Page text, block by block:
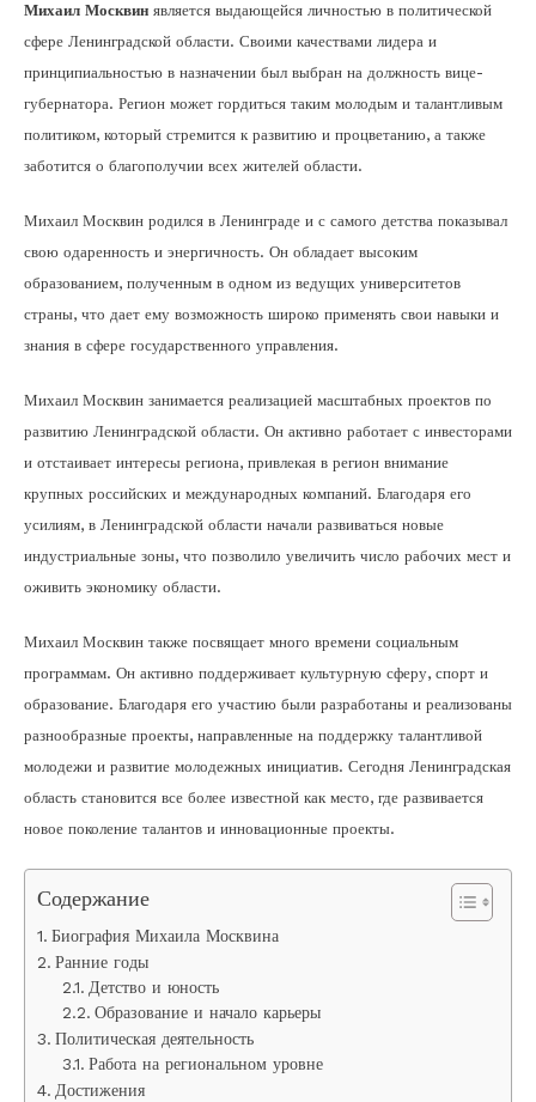
Михаил Москвин является выдающейся личностью в политической
сфере Ленинградской области. Своими качествами лидера и
принципиальностью в назначении был выбран на должность вице-
губернатора. Регион может гордиться таким молодым и талантливым
политиком, который стремится к развитию и процветанию, а также
заботится о благополучии всех жителей области.
Михаил Москвин родился в Ленинграде и с самого детства показывал
свою одаренность и энергичность. Он обладает высоким
образованием, полученным в одном из ведущих университетов
страны, что дает ему возможность широко применять свои навыки и
знания в сфере государственного управления.
Михаил Москвин занимается реализацией масштабных проектов по
развитию Ленинградской области. Он активно работает с инвесторами
и отстаивает интересы региона, привлекая в регион внимание
крупных российских и международных компаний. Благодаря его
усилиям, в Ленинградской области начали развиваться новые
индустриальные зоны, что позволило увеличить число рабочих мест и
оживить экономику области.
Михаил Москвин также посвящает много времени социальным
программам. Он активно поддерживает культурную сферу, спорт и
образование. Благодаря его участию были разработаны и реализованы
разнообразные проекты, направленные на поддержку талантливой
молодежи и развитие молодежных инициатив. Сегодня Ленинградская
область становится все более известной как место, где развивается
новое поколение талантов и инновационные проекты.
Содержание
Биография Михаила Москвина
Ранние годы
Детство и юность
Образование и начало карьеры
Политическая деятельность
Работа на региональном уровне
Достижения